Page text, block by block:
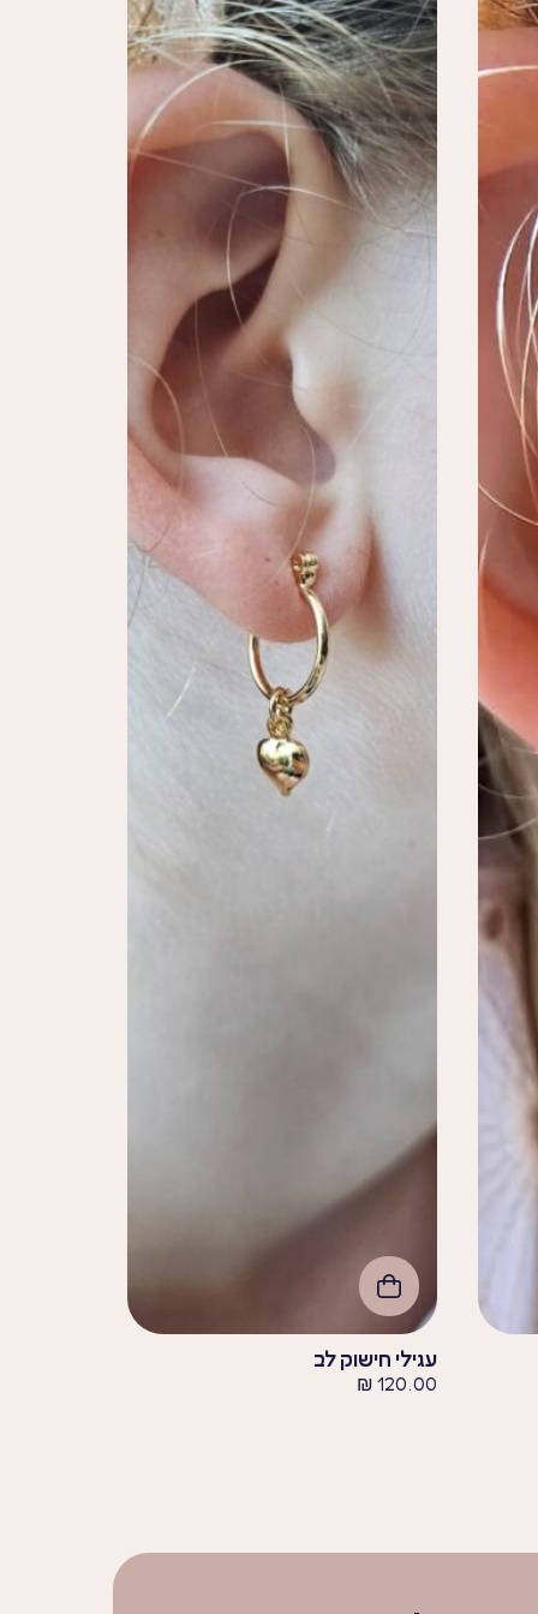
עגילי חישוק לב
120.00
₪